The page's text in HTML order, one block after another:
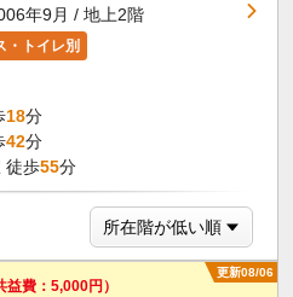
年9月 / 地上2階
・トイレ別
18分
42分
徒歩55分
更新08/06
益費：5,000円）